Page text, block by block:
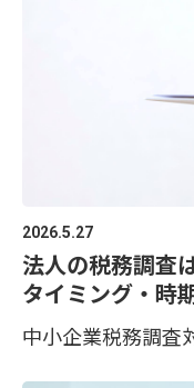
2026.5.27
法人の税務調査
タイミング・時
中小企業税務調査